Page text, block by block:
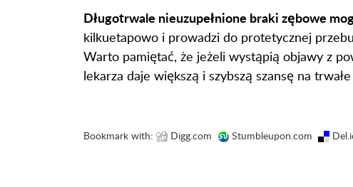
Długotrwale nieuzupełnione braki zębowe
kilkuetapowo i prowadzi do protetycznej
Warto pamiętać, że jeżeli wystąpią objawy z
lekarza daje większą i szybszą szansę na
Bookmark with: Digg.com Stumbleupon.com